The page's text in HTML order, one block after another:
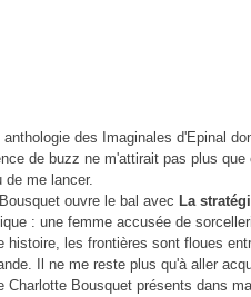
anthologie des Imaginales d'Epinal
de buzz ne m'attirait pas plus
de me lancer.
ouvre le bal avec La
: une femme accusée de
histoire, les frontières sont floues
Il ne me reste plus qu'à aller
Charlotte Bousquet présents dans